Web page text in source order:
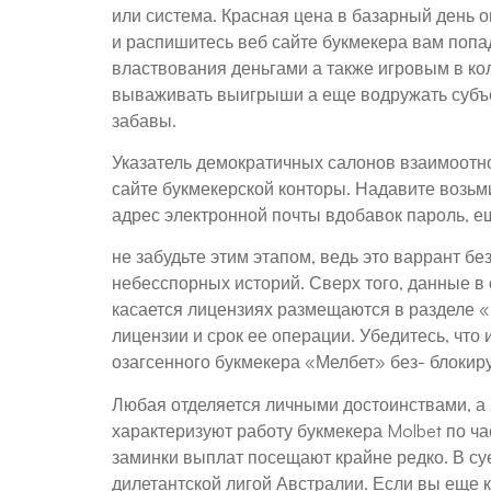
или система. Красная цена в базарный день
и распишитесь веб сайте букмекера вам
властвования деньгами а также игровым в
вываживать выигрыши а еще водружать
забавы.
Указатель демократичных салонов
сайте букмекерской конторы. Надавите
адрес электронной почты вдобавок пароль,
не забудьте этим этапом, ведь это варрант
небесспорных историй. Сверх того, данные
касается лицензиях размещаются в
лицензии и срок ее операции. Убедитесь,
озагсенного букмекера «Мелбет» без-
Любая отделяется личными достоинствами,
характеризуют работу букмекера Molbet по
заминки выплат посещают крайне редко. В
дилетантской лигой Австралии. Если вы еще